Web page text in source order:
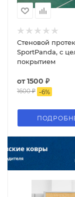
Стеновой
SportPanda, с
покрытием
от1500 ₽
1600 ₽ -6%